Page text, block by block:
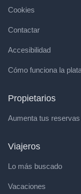
Cookies
Contactar
Accesibilidad
Cómo funciona la
Propietarios
Aumenta tus reservas
Viajeros
Lo más buscado
Vacaciones